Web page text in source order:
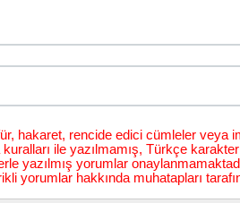
hakaret, rencide edici cümleler veya
ile yazılmamış, Türkçe
yazılmış yorumlar
yorumlar hakkında muhatapları